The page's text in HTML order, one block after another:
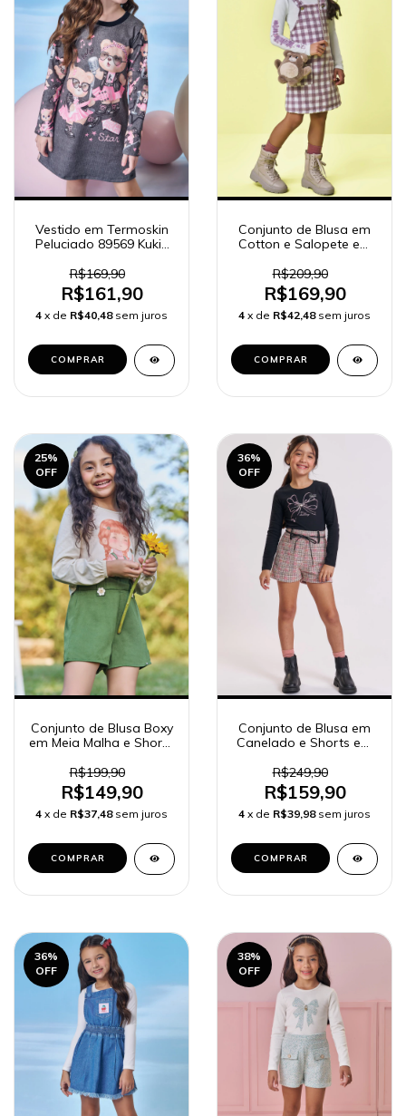
Vestido em Termoskin
Peluciado 89569 Kukiê
R$169,90
R$161,90
4 x de R$40,48 sem juros
COMPRAR
Conjunto de Blusa em
Cotton e Salopete em
Infantil Menina
R$209,90
R$169,90
4 x de R$42,48 sem juros
COMPRAR
25%
OFF
Conjunto de Blusa Boxy
em Meia Malha e Shorts
Sarjado Verde 92458
R$199,90
R$149,90
4 x de R$37,48 sem juros
COMPRAR
36%
OFF
Conjunto de Blusa em
Canelado e Shorts em
91822 Kukiê Infantil
Menina
R$249,90
R$159,90
4 x de R$39,98 sem juros
COMPRAR
36%
OFF
38%
OFF